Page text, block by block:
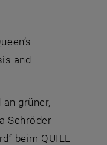
and
grüner,
Schröder
beim QUILL